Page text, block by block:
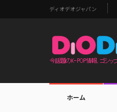
ディオデオジャパン
ホーム